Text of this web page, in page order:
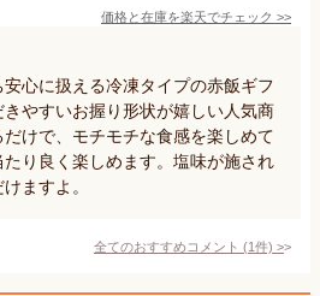
価格と在庫を楽天でチェック >>
心に扱える冷凍タイプの赤飯ギフ
きやすいお握り形状が嬉しい人気商
けで、モチモチな食感を楽しめて
り良く楽しめます。塩味が施され
ますよ。
全てのおすすめコメント (1件) >